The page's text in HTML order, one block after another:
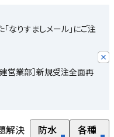
なりすましメール」にご注
建営業部］新規受注全面再
解決
防水
各種